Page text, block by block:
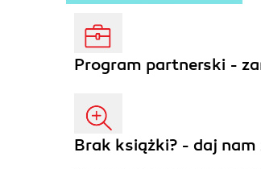
Program partnerski -
Brak książki? - daj nam